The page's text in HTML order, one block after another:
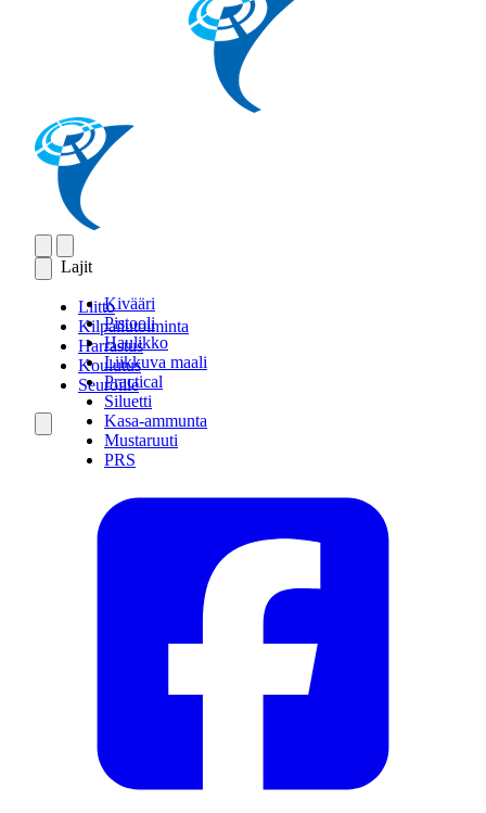
Lajit
Kivääri
Pistooli
Haulikko
Liikkuva maali
Practical
Siluetti
Kasa-ammunta
Mustaruuti
PRS
Liitto
Kilpailutoiminta
Harrastus
Koulutus
Seuroille